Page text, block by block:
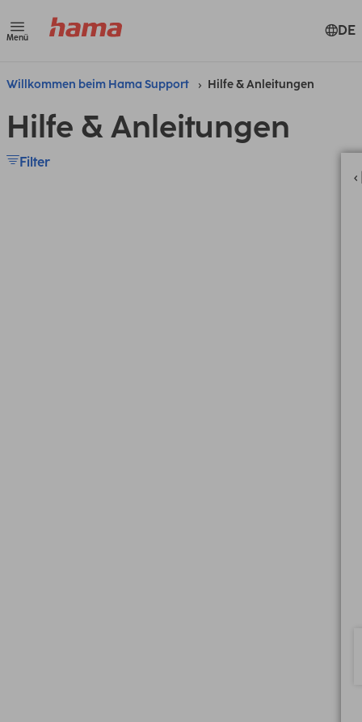
Menü DE
Willkommen beim Hama Support Hilfe & Anleitungen
Hilfe & Anleitungen
Filter